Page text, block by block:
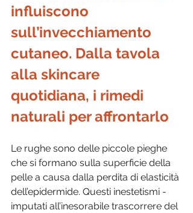
influiscono
sull’invecchiamento
cutaneo. Dalla tavola
alla skincare
quotidiana, i rimedi
naturali per affrontarlo
Le rughe sono delle piccole pieghe
che si formano sulla superficie della
pelle a causa dalla perdita di elasticità
dell’epidermide. Questi inestetismi -
imputati all’inesorabile trascorrere del